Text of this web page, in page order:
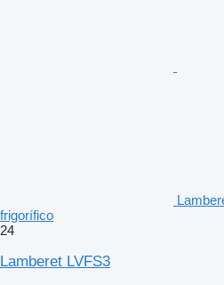
frigorífico
24
Lamberet LVFS3